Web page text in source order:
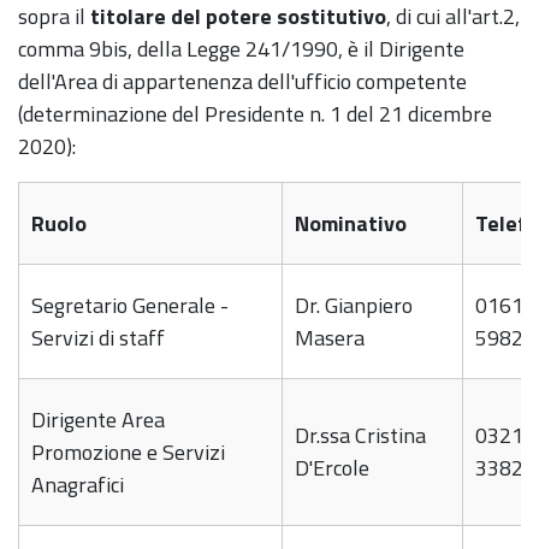
sopra il titolare del potere sostitutivo, di cui all'art.2,
comma 9bis, della Legge 241/1990, è il Dirigente
dell'Area di appartenenza dell'ufficio competente
(determinazione del Presidente n. 1 del 21 dicembre
2020):
Ruolo Nominativo
Segretario Generale -
Servizi di staff
Dr. Gianpiero
Masera
0161-
Dirigente Area
Promozione e Servizi
Anagrafici
Dr.ssa Cristina
D'Ercole
0321-